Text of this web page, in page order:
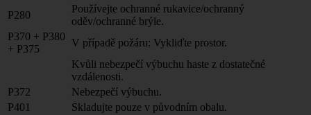
P280
Používejte ochranné rukavice/ochranný
oděv/ochranné brýle.
P370 + P380
+ P375
V případě požáru: Vykliďte prostor.
Kvůli nebezpečí výbuchu haste z dostatečné
vzdálenosti.
P372
Nebezpečí výbuchu.
P401
Skladujte pouze v původním obalu.